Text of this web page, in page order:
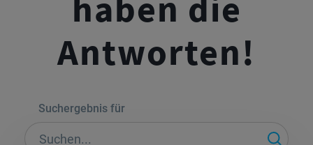
Antworten!
Suchergebnis für